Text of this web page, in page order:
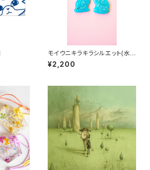
モイウニキラキラシルエット(水
色オパール)
¥2,200